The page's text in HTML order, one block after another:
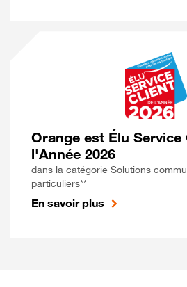
Orange est Élu Service
l'Année 2026
dans la catégorie Solutions
particuliers**
En savoir plus